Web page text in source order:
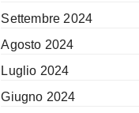
Settembre 2024
Agosto 2024
Luglio 2024
Giugno 2024